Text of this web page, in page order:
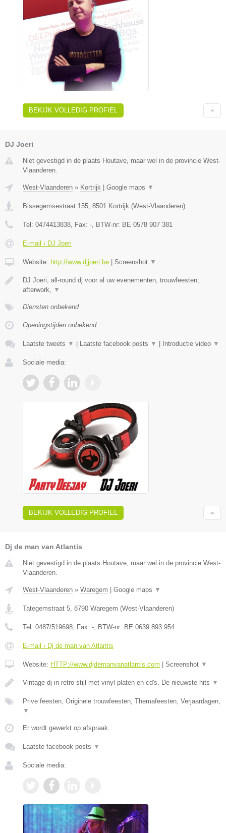
BEKIJK VOLLEDIG PROFIEL
DJ Joeri
Niet gevestigd in de plaats Houtave, maar wel in de provincie West-
Vlaanderen.
West-Vlaanderen » Kortrijk | Google maps ▼
Bissegemsestraat 155 8501 Kortrijk (West-Vlaanderen)
Tel: 0474413838 , Fax: - , BTW-nr: BE 0578 907 381
E-mail › DJ Joeri
Website: http://www.djjoeri.be | Screenshot ▼
DJ Joeri, all-round dj voor al uw evenementen, trouwfeesten,
afterwork,
▼
Diensten onbekend
Openingstijden onbekend
Laatste tweets ▼ | Laatste facebook posts ▼ | Introductie video ▼
Sociale media:
BEKIJK VOLLEDIG PROFIEL
Dj de man van Atlantis
Niet gevestigd in de plaats Houtave, maar wel in de provincie West-
Vlaanderen.
West-Vlaanderen » Waregem Google maps ▼
Tategemstraat 5, 8790 Waregem (West-Vlaanderen)
Tel: 0487/519698, Fax: -, BTW-nr: BE 0639.893.954
E-mail › Dj de man van Atlantis
Website: HTTP://www.djdemanvanatlantis.com Screenshot ▼
Vintage dj in retro stijl met vinyl platen en cd's. De nieuwste hits ▼
Prive feesten, Originele trouwfeesten, Themafeesten, Verjaardagen,
▼
Er wordt gewerkt op afspraak.
Laatste facebook posts ▼
Sociale media: